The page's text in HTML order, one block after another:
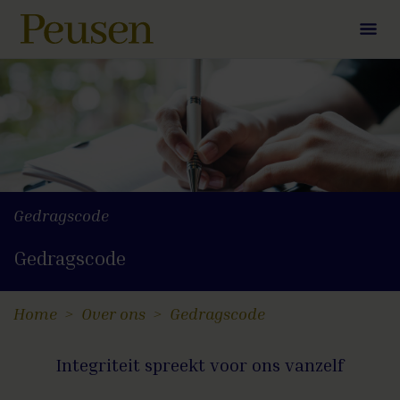
Gedragscode
Gedragscode
Home Over ons Gedragscode
Integriteit spreekt voor ons vanzelf